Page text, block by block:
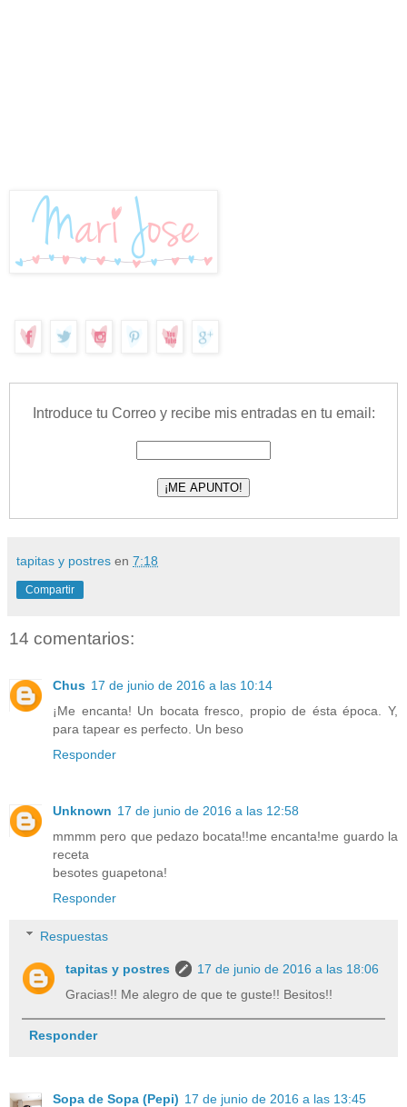
Introduce tu Correo y recibe mis entradas en tu email:
tapitas y postres en 7:18
Compartir
14 comentarios:
Chus 17 de junio de 2016 a las 10:14
¡Me encanta! Un bocata fresco, propio de ésta época. Y,
para tapear es perfecto. Un beso
Responder
Unknown 17 de junio de 2016 a las 12:58
mmmm pero que pedazo bocata!!me encanta!me guardo la
receta
besotes guapetona!
Responder
Respuestas
tapitas y postres
17 de junio de 2016 a las 18:06
Gracias!! Me alegro de que te guste!! Besitos!!
Responder
Sopa de Sopa (Pepi) 17 de junio de 2016 a las 13:45